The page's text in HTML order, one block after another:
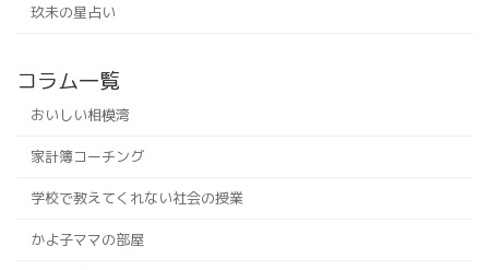
玖未の星占い
コラム一覧
おいしい相模湾
家計簿コーチング
学校で教えてくれない社会の授業
かよ子ママの部屋